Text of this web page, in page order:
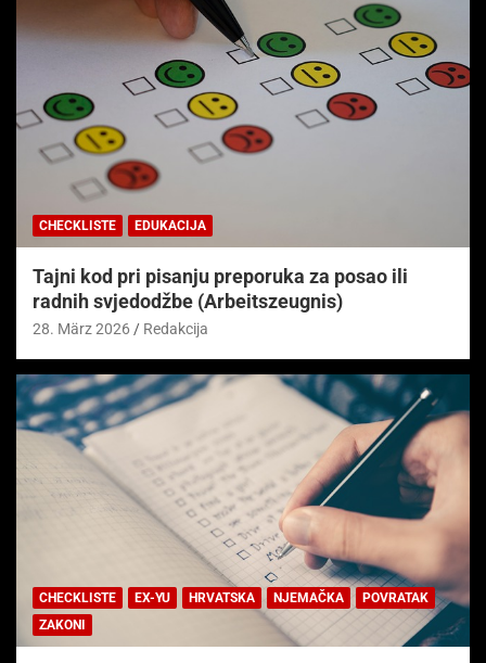
CHECKLISTE EDUKACIJA
Tajni kod pri pisanju preporuka za posao ili
radnih svjedodžbe (Arbeitszeugnis)
28. März 2026 Redakcija
CHECKLISTE EX-YU HRVATSKA NJEMAČKA
POVRATAK
ZAKONI